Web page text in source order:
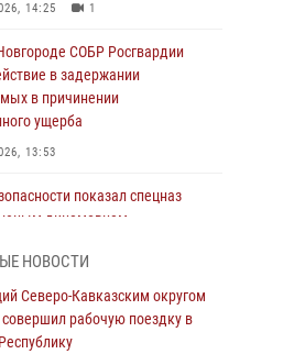
14:25 1
СОБР Росгвардии
в задержании
в причинении
ущерба
13:53
показал спецназ
юным динамовцам
задержали мужчину,
дебош в букмекерской конторе
НОВОСТИ
Северо-Кавказским округом
совершил рабочую поездку в